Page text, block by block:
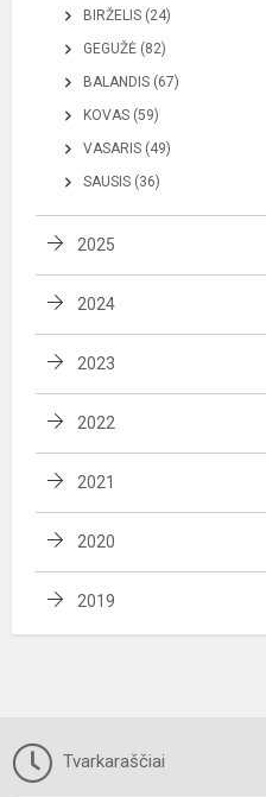
BIRŽELIS (24)
GEGUŽĖ (82)
BALANDIS (67)
KOVAS (59)
VASARIS (49)
SAUSIS (36)
2025
2024
2023
2022
2021
2020
2019
Tvarkaraščiai